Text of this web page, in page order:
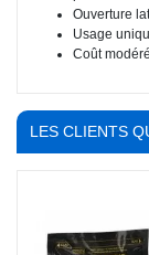
Ouverture
Usage
Coût modéré
LES CLIENTS